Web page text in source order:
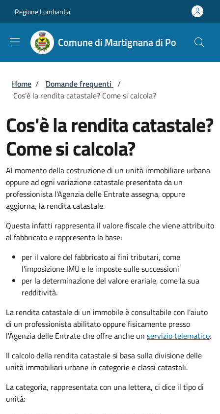
Regione Lombardia
Comune di Martignana di Po
Briciole di pane
Home / Domande frequenti /
Cos'è la rendita catastale? Come si calcola?
Cos'è la rendita catastale?
Come si calcola?
Al momento della costruzione di un unità immobiliare urbana
oppure ad ogni variazione catastale presentata da un
professionista l'Agenzia delle Entrate assegna, oppure
aggiorna, la rendita catastale.
Questa infatti rappresenta il valore fiscale che viene attribuito
al fabbricato e rappresenta la base:
per il valore del fabbricato ai fini tributari, come
l'imposizione IMU e le imposte sulle successioni
per la determinazione del valore erariale, come la sua
redditività.
La rendita catastale di un immobile è consultabile con l'aiuto
di un professionista abilitato oppure fisicamente presso
l'Agenzia delle Entrate che offre anche un servizio telematico.
Il calcolo della rendita catastale si basa sulla divisione delle
unità immobiliari urbane in categorie e classi catastali.
La categoria, rappresentata con una lettera, ci dice il tipo di
unità: